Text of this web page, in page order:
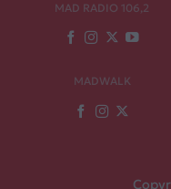
MAD RADIO 106,2
MADWALK